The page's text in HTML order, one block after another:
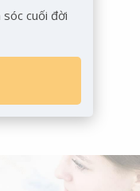
cuối đời